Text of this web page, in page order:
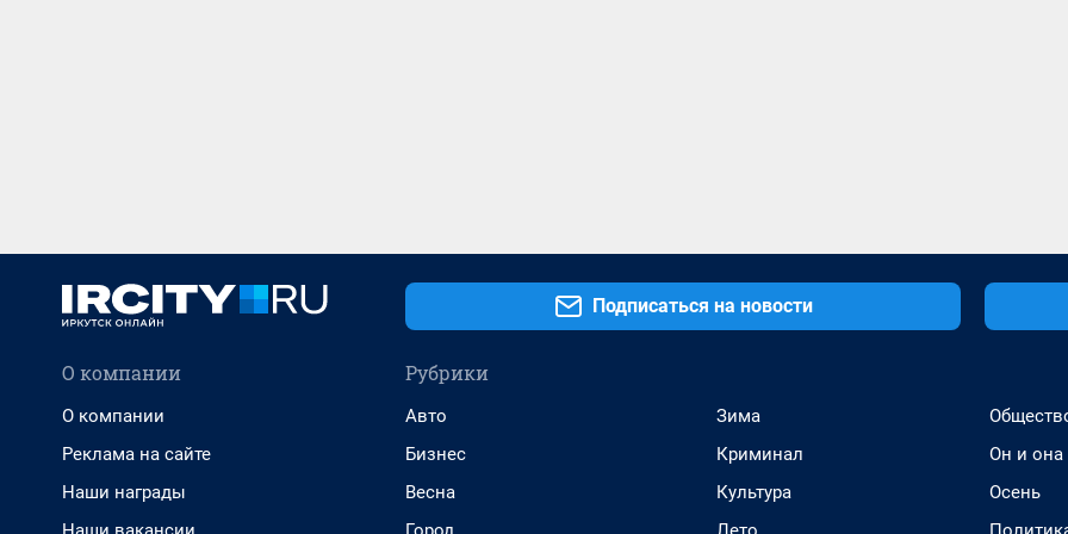
Подписаться на новости
О компании
О компании
Реклама на сайте
Наши награды
Рубрики
Авто
Бизнес
Весна
Зима
Криминал
Культура
Он и она
Осень